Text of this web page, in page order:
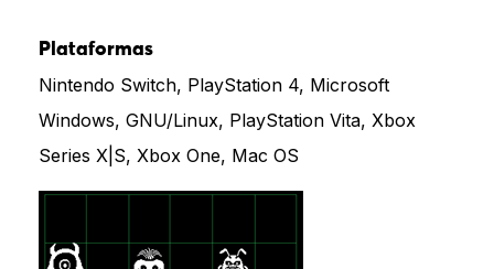
Plataformas
Nintendo Switch, PlayStation 4, Microsoft
Windows, GNU/Linux, PlayStation Vita, Xbox
Series X|S, Xbox One, Mac OS